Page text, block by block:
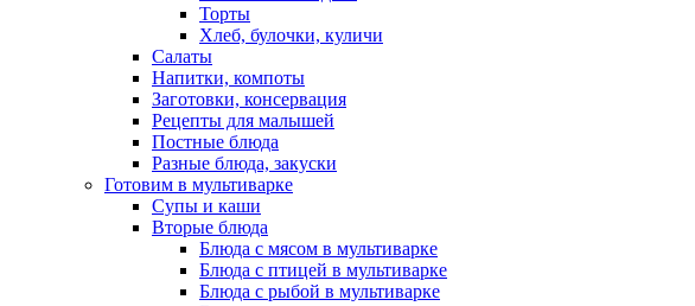
Торты
Хлеб, булочки, куличи
Салаты
Напитки, компоты
Заготовки, консервация
Рецепты для малышей
Постные блюда
Разные блюда, закуски
Готовим в мультиварке
Супы и каши
Вторые блюда
Блюда с мясом в мультиварке
Блюда с птицей в мультиварке
Блюда с рыбой в мультиварке